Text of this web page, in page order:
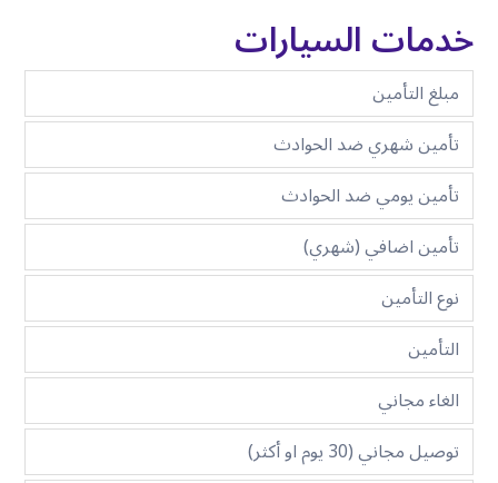
خدمات السيارات
مبلغ التأمين
تأمين شهري ضد الحوادث
تأمين يومي ضد الحوادث
تأمين اضافي (شهري)
نوع التأمين
التأمين
الغاء مجاني
توصيل مجاني (30 يوم او أكثر)